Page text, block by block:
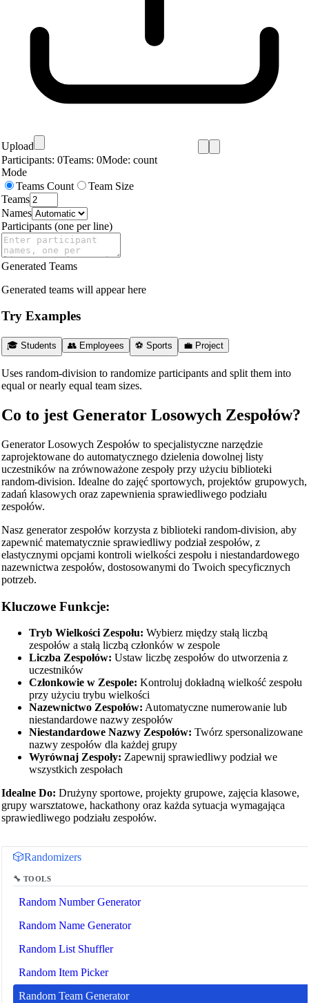
🎲Randomizers
🔧 TOOLS
Random Number Generator
Random Name Generator
Random List Shuffler
Random Item Picker
Random Team Generator
Upload
Participants: 0Teams: 0Mode: count
Mode
Teams Count
Team Size
Teams
Names
Participants (one per line)
Generated Teams
Generated teams will appear here
Try Examples
🎓 Students 👥 Employees ⚽ Sports 💼 Project
Uses random-division to randomize participants and split them into
equal or nearly equal team sizes.
Co to jest Generator Losowych Zespołów?
Generator Losowych Zespołów to specjalistyczne narzędzie
zaprojektowane do automatycznego dzielenia dowolnej listy
uczestników na zrównoważone zespoły przy użyciu biblioteki
random-division. Idealne do zajęć sportowych, projektów grupowych,
zadań klasowych oraz zapewnienia sprawiedliwego podziału
zespołów.
Nasz generator zespołów korzysta z biblioteki random-division, aby
zapewnić matematycznie sprawiedliwy podział zespołów, z
elastycznymi opcjami kontroli wielkości zespołu i niestandardowego
nazewnictwa zespołów, dostosowanymi do Twoich specyficznych
potrzeb.
Kluczowe Funkcje:
Tryb Wielkości Zespołu: Wybierz między stałą liczbą
zespołów a stałą liczbą członków w zespole
Liczba Zespołów: Ustaw liczbę zespołów do utworzenia z
uczestników
Członkowie w Zespole: Kontroluj dokładną wielkość zespołu
przy użyciu trybu wielkości
Nazewnictwo Zespołów: Automatyczne numerowanie lub
niestandardowe nazwy zespołów
Niestandardowe Nazwy Zespołów: Twórz spersonalizowane
nazwy zespołów dla każdej grupy
Wyrównaj Zespoły: Zapewnij sprawiedliwy podział we
wszystkich zespołach
Idealne Do: Drużyny sportowe, projekty grupowe, zajęcia klasowe,
grupy warsztatowe, hackathony oraz każda sytuacja wymagająca
sprawiedliwego podziału zespołów.